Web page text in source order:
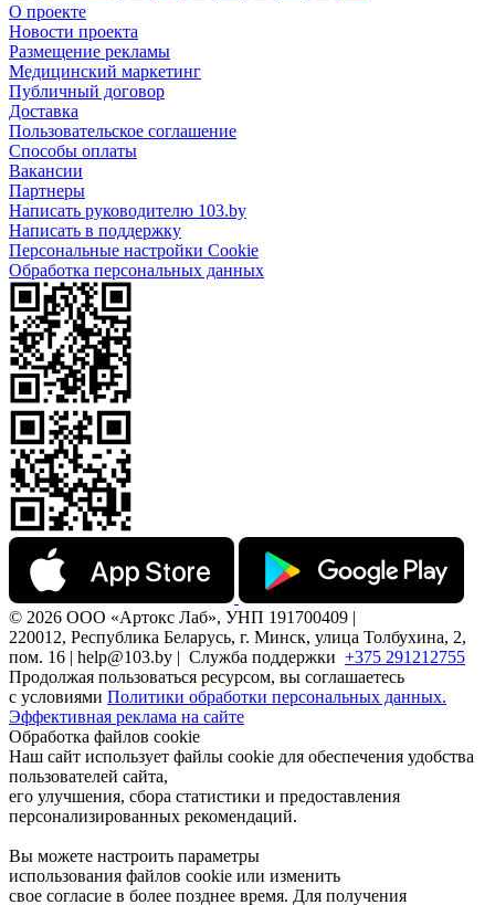
О проекте
Новости проекта
Размещение рекламы
Медицинский маркетинг
Публичный договор
Доставка
Пользовательское соглашение
Способы оплаты
Вакансии
Партнеры
Написать руководителю 103.by
Написать в поддержку
Персональные настройки Cookie
Обработка персональных данных
© 2026 ООО «Артокс Лаб», УНП 191700409 |
220012, Республика Беларусь, г. Минск, улица Толбухина, 2,
пом. 16 | help@103.by | Служба поддержки +375 291212755
Продолжая пользоваться ресурсом, вы соглашаетесь
с условиями Политики обработки персональных данных.
Эффективная реклама на сайте
Обработка файлов cookie
Наш сайт использует файлы cookie для обеспечения удобства
пользователей сайта,
его улучшения, сбора статистики и предоставления
персонализированных рекомендаций.
Вы можете настроить параметры
использования файлов cookie или изменить
свое согласие в более позднее время. Для получения